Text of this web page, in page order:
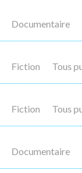
Documentaire
Fiction Tous
Fiction Tous
Documentaire